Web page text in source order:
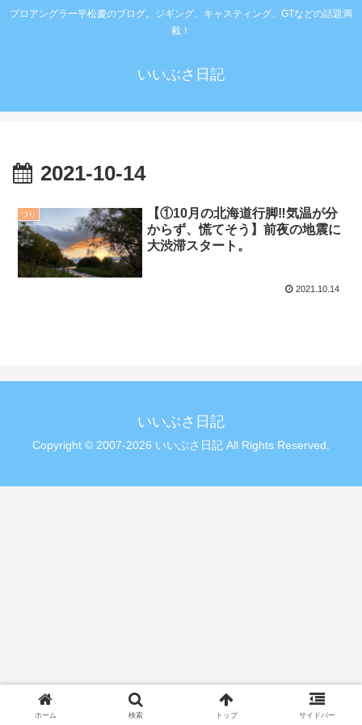
プロアングラー平松慶のブログ。ジギング、キャスティング、GTなどの話題満
載！
いいぶさ日記
2021-10-14
つり
【①10月の北海道行脚‼️気温が分
からず、慌てそう】前夜の地震に
大渋滞スタート。
2021.10.14
いいぶさ日記
Copyright © 2007-2026 いいぶさ日記 All Rights Reserved.
ホーム 検索 トップ サイドバー